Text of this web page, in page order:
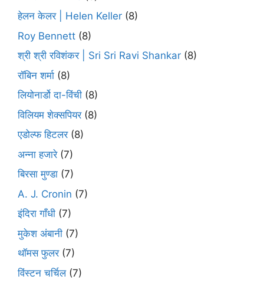
हेलन केलर | Helen Keller (8)
Roy Bennett (8)
श्री श्री रविशंकर | Sri Sri Ravi Shankar (8)
रॉबिन शर्मा (8)
लियोनार्डो दा-विंची (8)
विलियम शेक्सपियर(8)
एडोल्फ हिटलर(8)
अन्ना हजारे(7)
बिरसा मुण्डा (7)
A. J. Cronin (7)
इंदिरा गाँधी (7)
मुकेश अंबानी (7)
थॉमस फुलर(7)
विंस्टन चर्चिल(7)